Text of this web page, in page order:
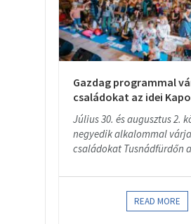
Gazdag programmal
családokat az idei
Július 30. és augusztus 2.
negyedik alkalommal
családokat Tusnádfürdőn
READ MORE